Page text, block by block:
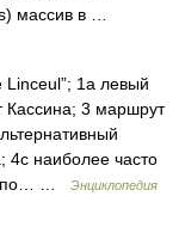
массив в …
1а левый
Кассина; 3 маршрут
4с наиболее часто
по… …
Энциклопедия